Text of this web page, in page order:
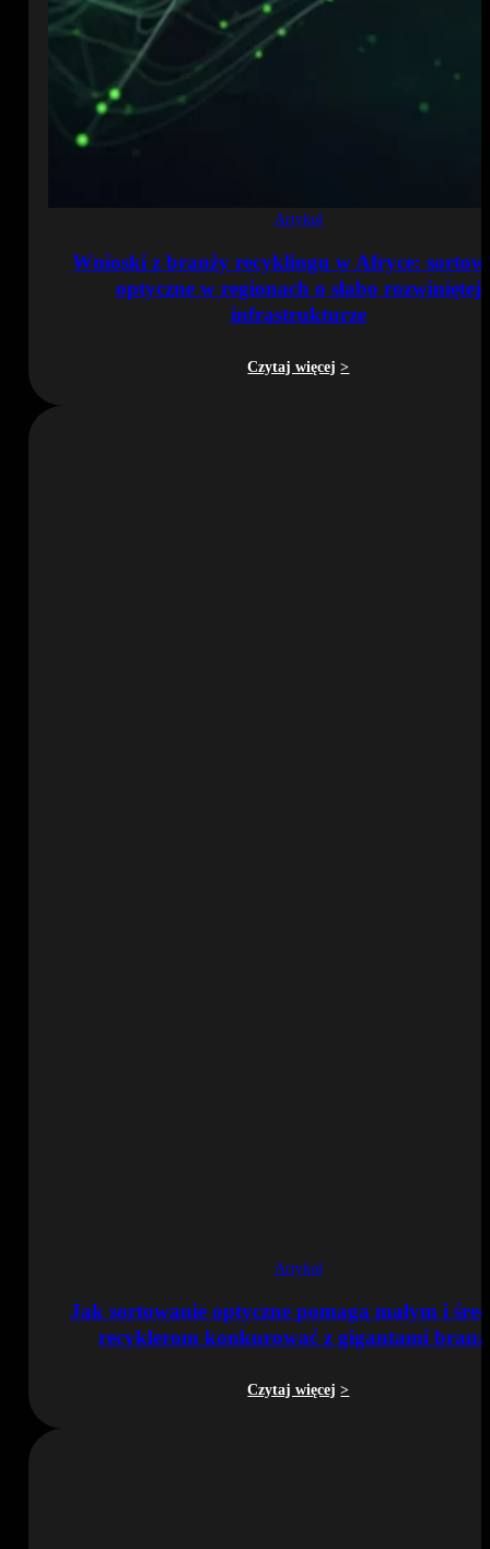
Artykuł
Wnioski z branży recyklingu w Afryce:
optyczne w regionach o słabo rozwiniętej
infrastrukturze
Czytaj więcej
Artykuł
Jak sortowanie optyczne pomaga małym i
recyklerom konkurować z gigantami
Czytaj więcej